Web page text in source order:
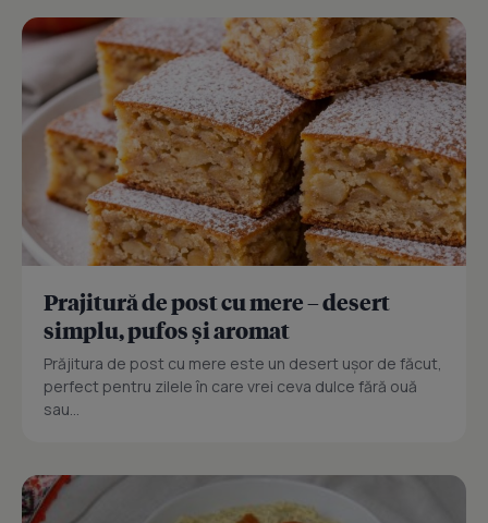
Prajitură de post cu mere – desert
simplu, pufos și aromat
Prăjitura de post cu mere este un desert ușor de făcut,
perfect pentru zilele în care vrei ceva dulce fără ouă
sau...